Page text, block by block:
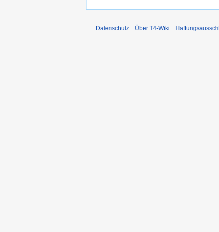
Datenschutz Über T4-Wiki